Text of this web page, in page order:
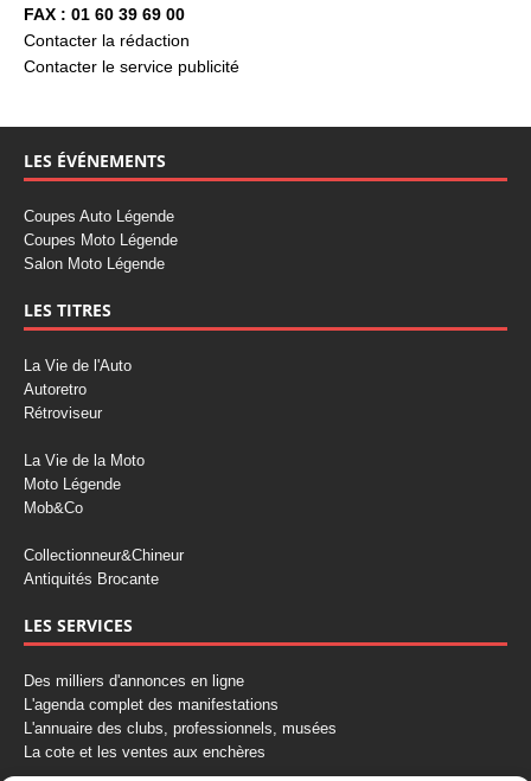
FAX : 01 60 39 69 00
Contacter la rédaction
Contacter le service publicité
LES ÉVÉNEMENTS
Coupes Auto Légende
Coupes Moto Légende
Salon Moto Légende
LES TITRES
La Vie de l'Auto
Autoretro
Rétroviseur
La Vie de la Moto
Moto Légende
Mob&Co
Collectionneur&Chineur
Antiquités Brocante
LES SERVICES
Des milliers d'annonces en ligne
L'agenda complet des manifestations
L'annuaire des clubs, professionnels, musées
La cote et les ventes aux enchères